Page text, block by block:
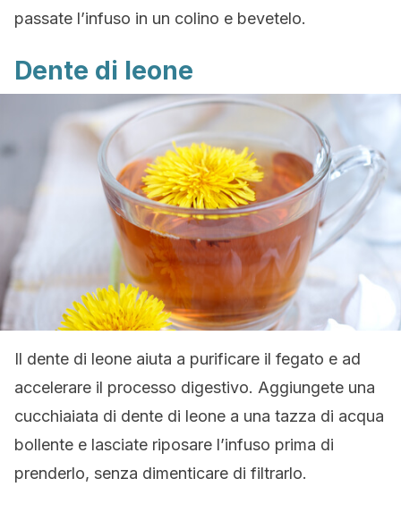
passate l’infuso in un colino e bevetelo.
Dente di leone
Il dente di leone aiuta a purificare il fegato e ad
accelerare il processo digestivo. Aggiungete una
cucchiaiata di dente di leone a una tazza di acqua
bollente e lasciate riposare l’infuso prima di
prenderlo, senza dimenticare di filtrarlo.